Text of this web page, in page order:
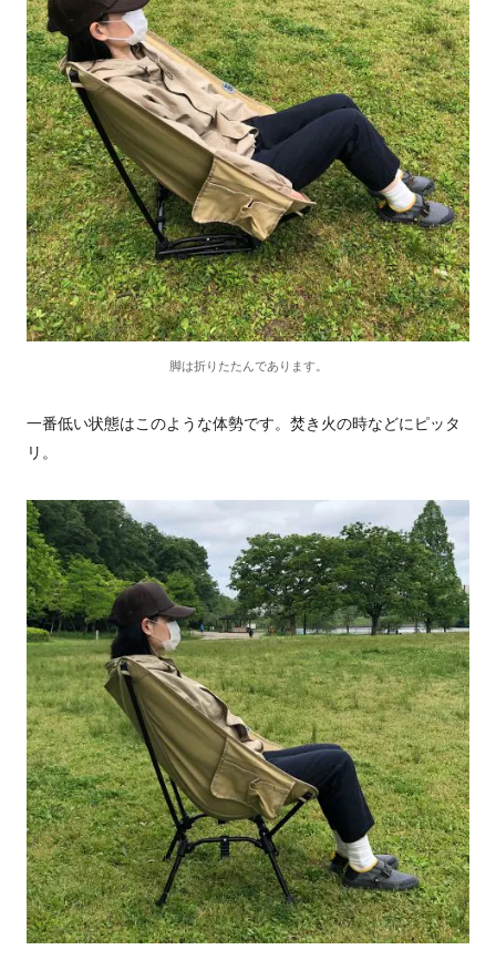
脚は折りたたんであります。
一番低い状態はこのような体勢です。焚き火の時などにピッタ
リ。